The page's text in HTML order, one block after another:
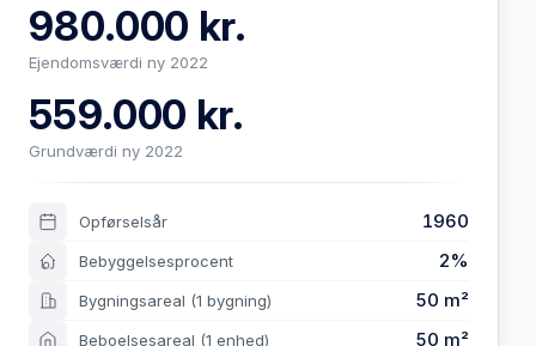
980.000 kr.
Ejendomsværdi ny 2022
559.000 kr.
Grundværdi ny 2022
Opførselsår 1960
Bebyggelsesprocent 2%
Bygningsareal (1 bygning) 50 m²
Beboelsesareal (1 enhed) 50 m²